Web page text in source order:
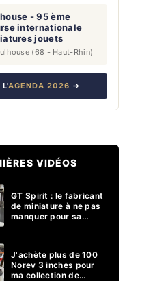
- 95 ème
internationale
jouets
(68 - Haut-Rhin)
L'AGENDA 2026 →
VIDÉOS
GT Spirit : le fabricant
de miniature à ne pas
manquer pour sa
J'achète plus de 100
Norev 3 inches pour
ma collection de